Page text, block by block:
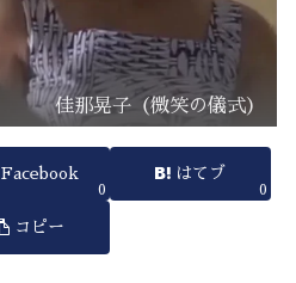
佳那晃子（微笑の儀式）
Facebook
0
はてブ
0
コピー